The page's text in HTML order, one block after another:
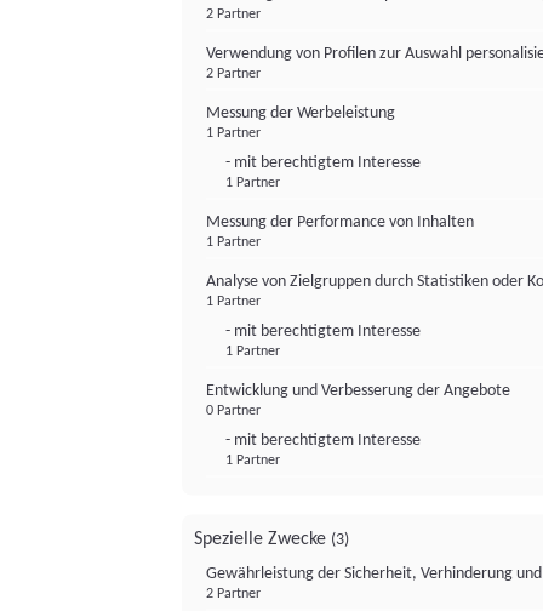
2 Partner
Verwendung von Profilen zur Auswahl
2 Partner
Messung der Werbeleistung
1 Partner
- mit berechtigtem Interesse
1 Partner
Messung der Performance von Inhalten
1 Partner
Analyse von Zielgruppen durch Statistiken oder
1 Partner
- mit berechtigtem Interesse
1 Partner
Entwicklung und Verbesserung der Angebote
0 Partner
- mit berechtigtem Interesse
1 Partner
Spezielle Zwecke (3)
Gewährleistung der Sicherheit, Verhinderung
2 Partner